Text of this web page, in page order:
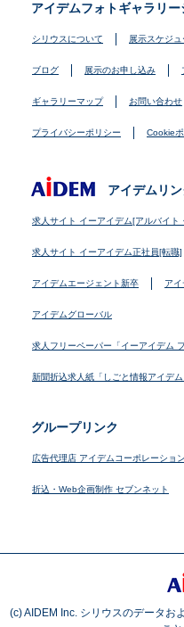
アイデムフォトギャラリー
シリウスについて 展示スケジュ
ブログ 展示のお申し込み
ギャラリーマップ お問い合わせ
プライバシーポリシー Cookie
アイデムリン
求人サイト イーアイデム[アルバイト
求人サイト イーアイデム正社員[転職]
アイデムエージェント新卒 ア
アイデムグローバル
求人フリーペーパー「イーアイデム
新聞折込求人紙「しごと情報アイデム
グループリンク
広告代理店 アイデムコーポレーション
折込・Web企画制作 セブンネット
(c) AIDEM Inc. シリウスのデータお